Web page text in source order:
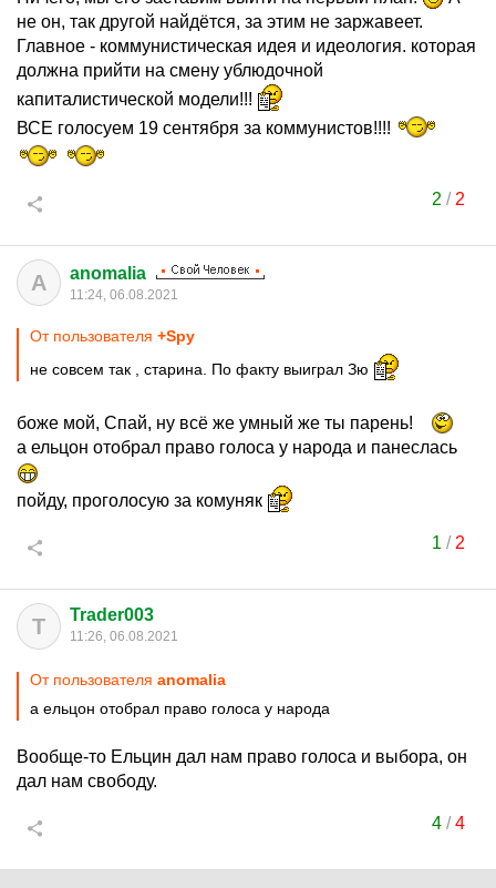
не он, так другой найдётся, за этим не заржавеет.
Главное - коммунистическая идея и идеология. которая
должна прийти на смену ублюдочной
капиталистической модели!!!
ВСЕ голосуем 19 сентября за коммунистов!!!!
2 / 2
A anomalia
11:24, 06.08.2021
От пользователя +Spy
не совсем так , старина. По факту выиграл Зю
боже мой, Спай, ну всё же умный же ты парень!
а ельцон отобрал право голоса у народа и панеслась
пойду, проголосую за комуняк
1 / 2
T Trader003
11:26, 06.08.2021
От пользователя anomalia
а ельцон отобрал право голоса у народа
Вообще-то Ельцин дал нам право голоса и выбора, он
дал нам свободу.
4/4